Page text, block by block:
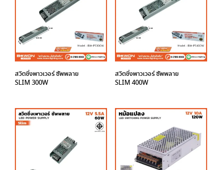
สวิตชิ่งพาวเวอร์ ซัพพลาย
SLIM 300W
สวิตชิ่งพาวเวอร์ ซัพพลาย
SLIM 400W